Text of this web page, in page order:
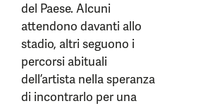
del Paese. Alcuni
attendono davanti allo
stadio, altri seguono i
percorsi abituali
dell’artista nella speranza
di incontrarlo per una